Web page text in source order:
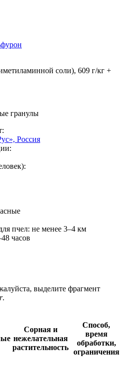
соли), 609 г/кг +
гранулы
Россия
пчел: не менее 3–4 км
часов
выделите фрагмент
.
Сорная и
нежелательная
растительность
Способ,
время
обработки,
ограничения